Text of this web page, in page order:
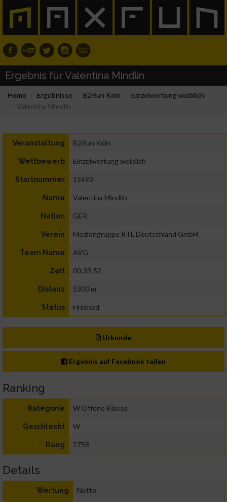
Ergebnis für Valentina Mindlin
Home Ergebnisse B2Run Köln
Einzelwertung weiblich
Valentina Mindlin
Veranstaltung B2Run Köln
Wettbewerb Einzelwertung weiblich
Startnummer 15493
Name Valentina Mindlin
Nation GER
Verein Mediengruppe RTL Deutschland GmbH
Team Name AVG
Zeit 00:33:52
Distanz 5300 m
Status Finished
Urkunde
Ergebnis auf Facebook teilen
Ranking
Kategorie W Offene Klasse
Geschlecht W
Rang 2758
Details
Wertung Netto